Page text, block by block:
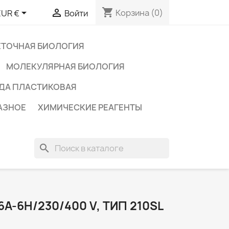
€  Войти shopping_cart Корзина (0)
БИОЛОГИЯ
МОЛЕКУЛЯРНАЯ БИОЛОГИЯ
ПЛАСТИКОВАЯ
ХИМИЧЕСКИЕ РЕАГЕНТЫ
search
6H/230/400 V, ТИП 210SL